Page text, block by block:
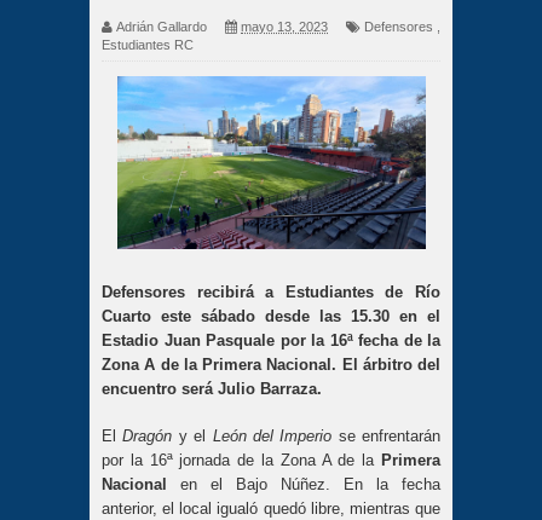
Adrián Gallardo mayo 13, 2023 Defensores
Estudiantes RC
Defensores recibirá a Estudiantes de Río
Cuarto este sábado desde las 15.30 en el
Estadio Juan Pasquale por la 16ª fecha de la
Zona A de la Primera Nacional. El árbitro del
encuentro será Julio Barraza.
ElDragón y el León del Imperio se enfrentarán
por la 16ª jornada de la Zona A de la Primera
Nacional
en el Bajo Núñez. En la fecha
anterior, el local igualó quedó libre, mientras que